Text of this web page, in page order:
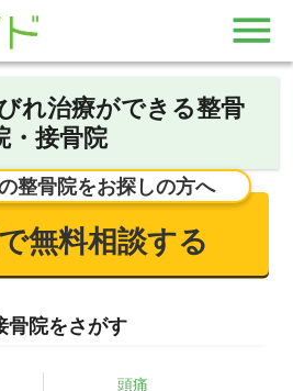
れ治療ができる整骨
・接骨院
整骨院をお探しの方へ
無料相談する
骨院をさがす
頭痛